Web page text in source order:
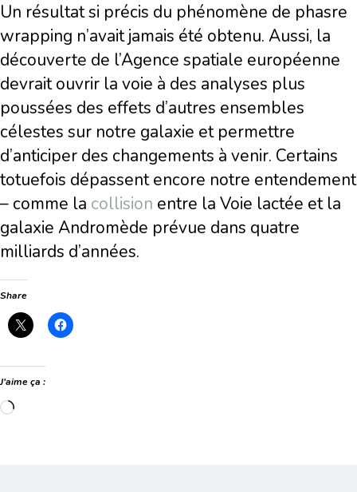
Un résultat si précis du phénomène de phasre
wrapping n’avait jamais été obtenu. Aussi, la
découverte de l’Agence spatiale européenne
devrait ouvrir la voie à des analyses plus
poussées des effets d’autres ensembles
célestes sur notre galaxie et permettre
d’anticiper des changements à venir. Certains
totuefois dépassent encore notre entendement
– comme la collision entre la Voie lactée et la
galaxie Andromède prévue dans quatre
milliards d’années.
Share
J’aime ça :
Chargement…